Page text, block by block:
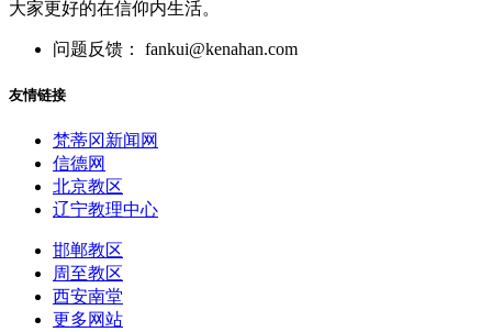
大家更好的在信仰内生活。
问题反馈： fankui@kenahan.com
友情链接
梵蒂冈新闻网
信德网
北京教区
辽宁教理中心
邯郸教区
周至教区
西安南堂
更多网站